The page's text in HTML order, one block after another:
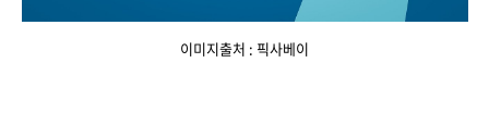
이미지출처 : 픽사베이